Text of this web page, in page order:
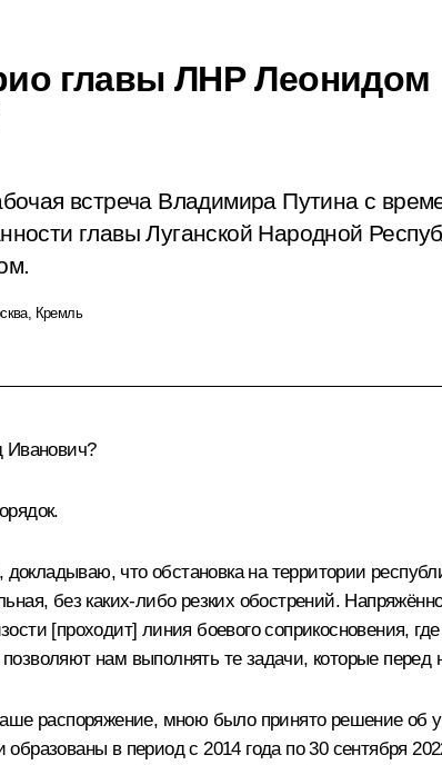
главы ЛНР Леонидом
встреча Владимира Путина с
главы Луганской Народной
Кремль
Иванович?
что обстановка на территории
без каких-либо резких обострений.
[проходит] линия боевого соприкосновения,
нам выполнять те задачи, которые перед
распоряжение, мною было принято решение об
в период с 2014 года по 30 сентября